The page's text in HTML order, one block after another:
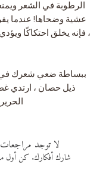
الرطوبة في الشعر
عشية وضحاها! عندما
، فإنه يخلق احتكاكًا
ببساطة ضعي شعرك في
ذيل حصان ، ارتدي
لا توجد
شارك أفكارك. كن أول